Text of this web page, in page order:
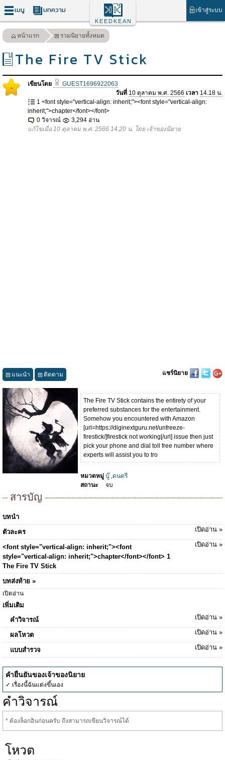
เมนู บทความ เข้าสู่ระบบ
KEEDKEAN
หน้าแรก รวมนิยายทั้งหมด
The Fire TV Stick
- เขียนโดย
GUEST1696922063
วันที่ 10 ตุลาคม พ.ศ. 2566 เวลา 14.18 น.
1 <font style="vertical-align: inherit;"><font style="vertical-align:
inherit;">chapter</font></font>
0 วิจารณ์
3,294 อ่าน
แก้ไขเมื่อ 10 ตุลาคม พ.ศ. 2566 14.20 น. โดย เจ้าของนิยาย
แนะนำ ติดตาม แชร์นิยาย
The Fire TV Stick contains the entirety of your
preferred substances for the entertainment.
Somehow you encountered with Amazon
[url=https://diginextguru.net/unfreeze-
firestick/]firestick not working[/url] issue then just
pick your phone and dial toll free number where
experts will assist you to tro
หมวดหมู่ บู๊,ดนตรี
สถานะ
จบ
สารบัญ
บทนำ
ตัวละคร
เปิดอ่าน »
<font style="vertical-align: inherit;"><font
style="vertical-align: inherit;">chapter</font></font> 1
The Fire TV Stick
เปิดอ่าน »
บทส่งท้าย »
เปิดอ่าน
เพิ่มเติม
คำวิจารณ์
เปิดอ่าน »
ผลโหวต เปิดอ่าน »
แบบสำรวจ เปิดอ่าน »
คำยืนยันของเจ้าของนิยาย
✓ เรื่องนี้ฉันแต่งขึ้นเอง
คำวิจารณ์
* ต้องล็อกอินก่อนครับ ถึงสามารถเขียนวิจารณ์ได้
โหวต